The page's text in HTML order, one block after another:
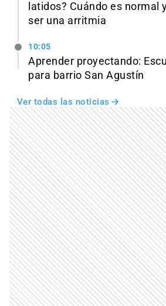
latidos? Cuándo es normal
ser una arritmia
10:05
Aprender proyectando:
para barrio San Agustín
Ver todas las noticias